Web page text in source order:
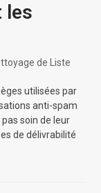
les
de Liste
utilisées par
anti-spam
soin de leur
de délivrabilité